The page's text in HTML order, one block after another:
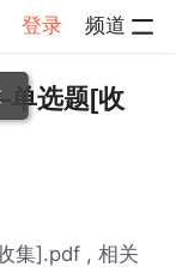
登录 频道
选题[收
集].pdf , 相关